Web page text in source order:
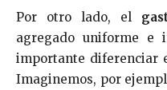
Por otro lado, el
agregado uniforme e
importante diferenciar
Imaginemos, por